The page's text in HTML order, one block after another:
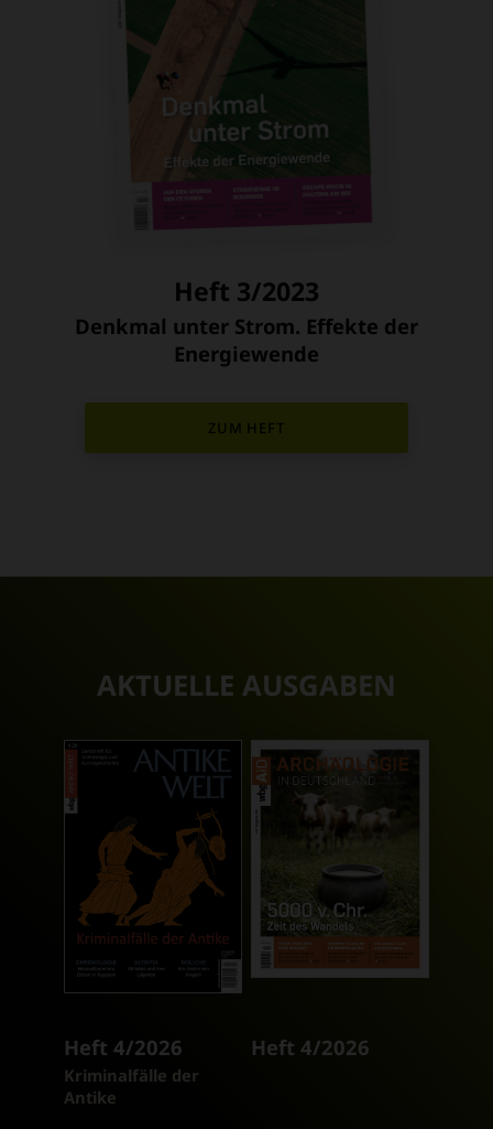
Heft 3/2023
:
Denkmal unter Strom. Effekte der
Energiewende
ZUM HEFT
AKTUELLE AUSGABEN
Heft 4/2026
:
Kriminalfälle der
Antike
Heft 4/2026